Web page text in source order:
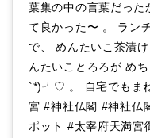
葉集の中の言葉だっ
て良かった〜 。 ラン
で、 めんたいこ茶漬
んたいことろろが め
`*)╯♡ 。 自宅でもま
宮 #神社仏閣 #神社仏
ポット #太宰府天満宮